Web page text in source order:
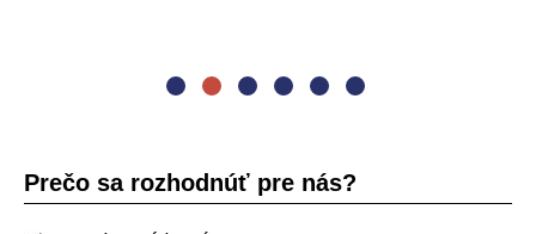
Prečo sa rozhodnúť pre nás?